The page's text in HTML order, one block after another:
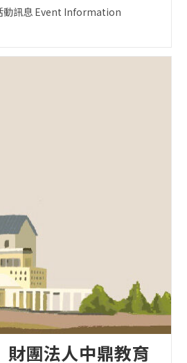
動訊息 Event Information
財團法人中鼎教育